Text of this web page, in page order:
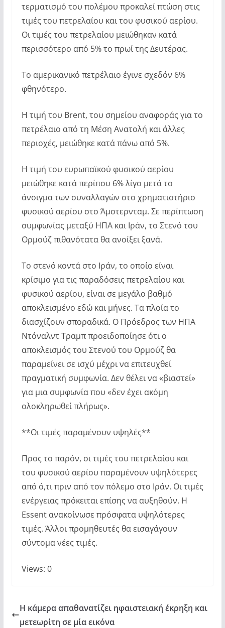
τερματισμό του πολέμου προκαλεί πτώση στις
τιμές του πετρελαίου και του φυσικού αερίου.
Οι τιμές του πετρελαίου μειώθηκαν κατά
περισσότερο από 5% το πρωί της Δευτέρας.
Το αμερικανικό πετρέλαιο έγινε σχεδόν 6%
φθηνότερο.
Η τιμή του Brent, του σημείου αναφοράς για το
πετρέλαιο από τη Μέση Ανατολή και άλλες
περιοχές, μειώθηκε κατά πάνω από 5%.
Η τιμή του ευρωπαϊκού φυσικού αερίου
μειώθηκε κατά περίπου 6% λίγο μετά το
άνοιγμα των συναλλαγών στο χρηματιστήριο
φυσικού αερίου στο Άμστερνταμ. Σε περίπτωση
συμφωνίας μεταξύ ΗΠΑ και Ιράν, το Στενό του
Ορμούζ πιθανότατα θα ανοίξει ξανά.
Το στενό κοντά στο Ιράν, το οποίο είναι
κρίσιμο για τις παραδόσεις πετρελαίου και
φυσικού αερίου, είναι σε μεγάλο βαθμό
αποκλεισμένο εδώ και μήνες. Τα πλοία το
διασχίζουν σποραδικά. Ο Πρόεδρος των ΗΠΑ
Ντόναλντ Τραμπ προειδοποίησε ότι ο
αποκλεισμός του Στενού του Ορμούζ θα
παραμείνει σε ισχύ μέχρι να επιτευχθεί
πραγματική συμφωνία. Δεν θέλει να «βιαστεί»
για μια συμφωνία που «δεν έχει ακόμη
ολοκληρωθεί πλήρως».
**Οι τιμές παραμένουν υψηλές**
Προς το παρόν, οι τιμές του πετρελαίου και
του φυσικού αερίου παραμένουν υψηλότερες
από ό,τι πριν από τον πόλεμο στο Ιράν. Οι τιμές
ενέργειας πρόκειται επίσης να αυξηθούν. Η
Essent ανακοίνωσε πρόσφατα υψηλότερες
τιμές. Άλλοι προμηθευτές θα εισαγάγουν
σύντομα νέες τιμές.
Views: 0
Η κάμερα απαθανατίζει ηφαιστειακή έκρηξη και
μετεωρίτη σε μία εικόνα